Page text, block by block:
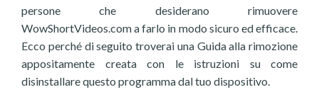
persone che desiderano rimuovere
WowShortVideos.com a farlo in modo sicuro ed efficace.
Ecco perché di seguito troverai una Guida alla rimozione
appositamente creata con le istruzioni su come
disinstallare questo programma dal tuo dispositivo.